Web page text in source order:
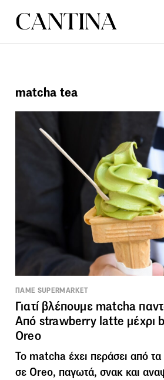
ΣΥΝΤΑΓΕΣ
matcha tea
ΠΑΜΕ SUPERMARKET
Γιατί βλέπουμε matcha
Από strawberry latte μέχρι
Oreo
Το matcha έχει περάσει από
σε Oreo, παγωτά, σνακ και